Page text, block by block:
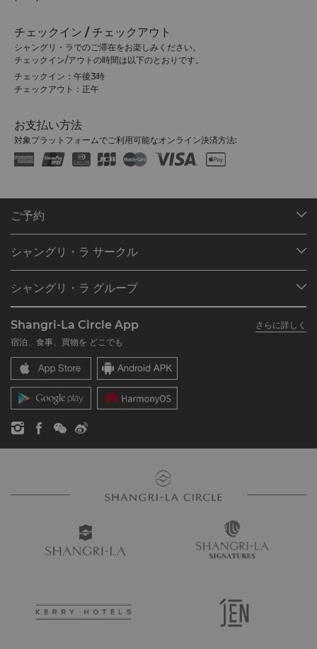
チェックイン / チェックアウト
シャングリ・ラでのご滞在をお楽しみください。
チェックイン/アウトの時間は以下のとおりです。
チェックイン：午後3時
チェックアウト：正午
お支払い方法
対象プラットフォームでご利用可能なオンライン決済方法:
ご予約
ご予約の検索
レストラン＆バー
シャングリ・ラ サークル
シャングリ・ラ サークルに入会
よくあるお問合せや質問
SLCに関するお問い合わせ
シャングリ・ラ グループ
シャングリ・ラ ブランド
シャングリ・ラ センター
レジデンス
お問い合わせ
採用情報
企業の社会的責任
ニュース
Shangri-La Circle App
さらに詳しく
宿泊、食事、買物を どこでも